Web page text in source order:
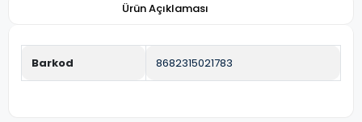
Ürün Açıklaması
Barkod 8682315021783